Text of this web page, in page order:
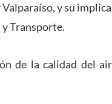
y su
Transporte.
de la calidad del